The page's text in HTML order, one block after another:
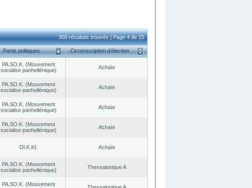
300 résultats trouvés | Page 4 de 15
Partis politiques Circonscription d’élection
PA.SO.K. (Mouvement
socialise panhellénique)
Achaïe
PA.SO.K. (Mouvement
socialise panhellénique)
Achaïe
PA.SO.K. (Mouvement
socialise panhellénique)
Achaïe
PA.SO.K. (Mouvement
socialise panhellénique)
Achaïe
DI.K.KI. Achaïe
PA.SO.K. (Mouvement
socialise panhellénique)
Thessalonique A
PA.SO.K. (Mouvement